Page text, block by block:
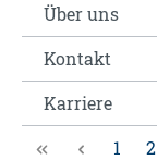
Über uns
Kontakt
Karriere
1
2